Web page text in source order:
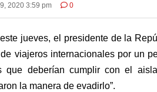
2020 3:59 pm 0
jueves, el presidente de la
viajeros internacionales por un
que deberían cumplir con el
la manera de evadirlo”.